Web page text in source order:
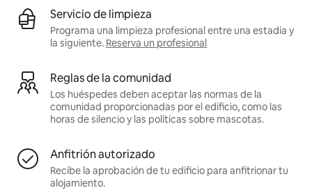
Servicio de limpieza
Programa una limpieza profesional entre una estadía y
la siguiente. Reserva un profesional
Reglas de la comunidad
Los huéspedes deben aceptar las normas de la
comunidad proporcionadas por el edificio, como las
horas de silencio y las políticas sobre mascotas.
Anfitrión autorizado
Recibe la aprobación de tu edificio para anfitrionar tu
alojamiento.